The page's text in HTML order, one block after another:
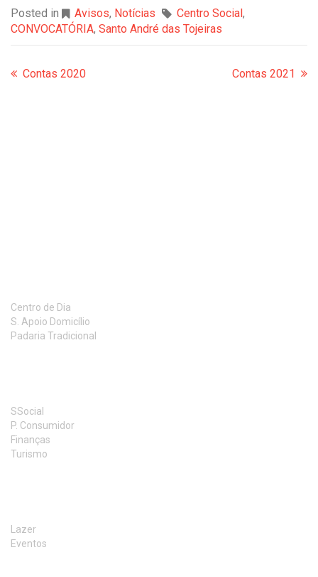
Posted in Avisos, Notícias Centro Social,
CONVOCATÓRIA, Santo André das Tojeiras
Contas 2020 Contas 2021
Centro de Dia
S. Apoio Domicílio
Padaria Tradicional
SSocial
P. Consumidor
Finanças
Turismo
Lazer
Eventos